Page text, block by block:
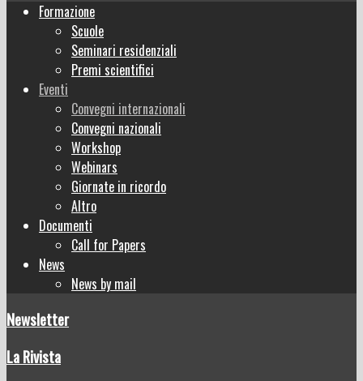
Formazione
Scuole
Seminari residenziali
Premi scientifici
Eventi
Convegni internazionali
Convegni nazionali
Workshop
Webinars
Giornate in ricordo
Altro
Documenti
Call for Papers
News
News by mail
Newsletter
La Rivista